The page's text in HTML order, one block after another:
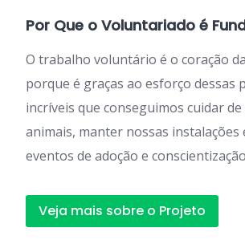
Por Que o Voluntariado é
O trabalho voluntário é o coração
porque é graças ao esforço dessas
incríveis que conseguimos cuidar
animais, manter nossas
eventos de adoção e
Veja mais sobre o Projeto